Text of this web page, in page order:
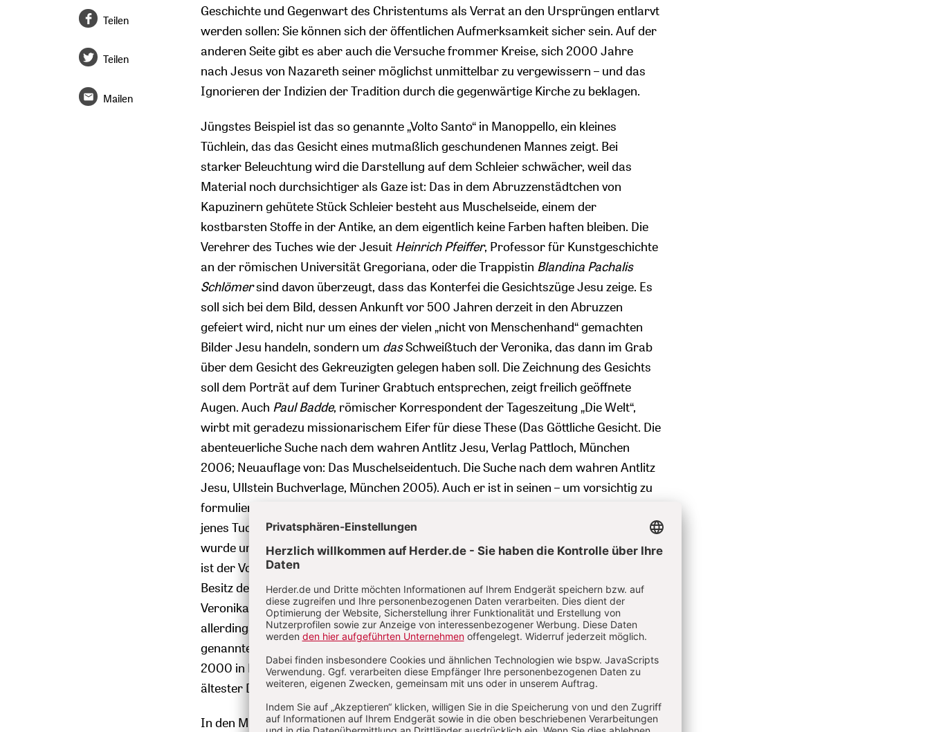
Geschichte und Gegenwart des Christentums als Verrat an den Ursprüngen entlarvt
werden sollen: Sie können sich der öffentlichen Aufmerksamkeit sicher sein. Auf der
anderen Seite gibt es aber auch die Versuche frommer Kreise, sich 2000 Jahre
nach Jesus von Nazareth seiner möglichst unmittelbar zu vergewissern – und das
Ignorieren der Indizien der Tradition durch die gegenwärtige Kirche zu beklagen.
Jüngstes Beispiel ist das so genannte „Volto Santo“ in Manoppello, ein kleines
Tüchlein, das das Gesicht eines mutmaßlich geschundenen Mannes zeigt. Bei
starker Beleuchtung wird die Darstellung auf dem Schleier schwächer, weil das
Material noch durchsichtiger als Gaze ist: Das in dem Abruzzenstädtchen von
Kapuzinern gehütete Stück Schleier besteht aus Muschelseide, einem der
kostbarsten Stoffe in der Antike, an dem eigentlich keine Farben haften bleiben. Die
Verehrer des Tuches wie der Jesuit Heinrich Pfeiffer, Professor für Kunstgeschichte
an der römischen Universität Gregoriana, oder die Trappistin Blandina Pachalis
Schlömersind davon überzeugt, dass das Konterfei die Gesichtszüge Jesu zeige. Es
soll sich bei dem Bild, dessen Ankunft vor 500 Jahren derzeit in den Abruzzen
gefeiert wird, nicht nur um eines der vielen „nicht von Menschenhand“ gemachten
Bilder Jesu handeln, sondern um dasSchweißtuch der Veronika, das dann im Grab
über dem Gesicht des Gekreuzigten gelegen haben soll. Die Zeichnung des Gesichts
soll dem Porträt auf dem Turiner Grabtuch entsprechen, zeigt freilich geöffnete
Augen. Auch Paul Badde, römischer Korrespondent der Tageszeitung „Die Welt“,
wirbt mit geradezu missionarischem Eifer für diese These (Das Göttliche Gesicht. Die
abenteuerliche Suche nach dem wahren Antlitz Jesu, Verlag Pattloch, München
2006; Neuauflage von: Das Muschelseidentuch. Die Suche nach dem wahren Antlitz
Jesu, Ullstein Buchverlage, München 2005). Auch er ist in seinen – um vorsichtig zu
formulieren: verschlungenen – Ausführungen davon überzeugt, dass es sich um
jenes Tuch handelt, das seit Anfang des achten Jahrhunderts im Vatikan verehrt
wurde und während des Neubaus des Petersdoms abhanden kam. Verbunden damit
ist der Vorwurf, der Vatikan täusche die Gläubigen, weil er vorgibt, immer noch im
Besitz des Schweißtuchs der Veronika zu sein, wenn er am Passionssonntag am
Veronika-Vierungspfeiler in St. Peter eine entsprechende Reliquie zeige. Auf ihm ist
allerdings kaum etwas zu erkennen. Mit dem „Volto Santo“ wäre somit auch das so
genannte Mandylion von Edessa aus der päpstlichen Privatkapelle, das auf der Expo
2000 in Hannover im Pavillon des Heiligen Stuhls zu sehen war, seines Nimbus als
ältester Darstellung der Gesichtszüge Jesu beraubt.
In den Mittelpunkt des Interesses ist das Tuch gerückt, seit die Kapuziner eine
Teilen
Teilen
Mailen